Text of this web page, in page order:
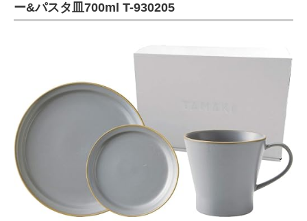
ー&パスタ皿700ml T-930205